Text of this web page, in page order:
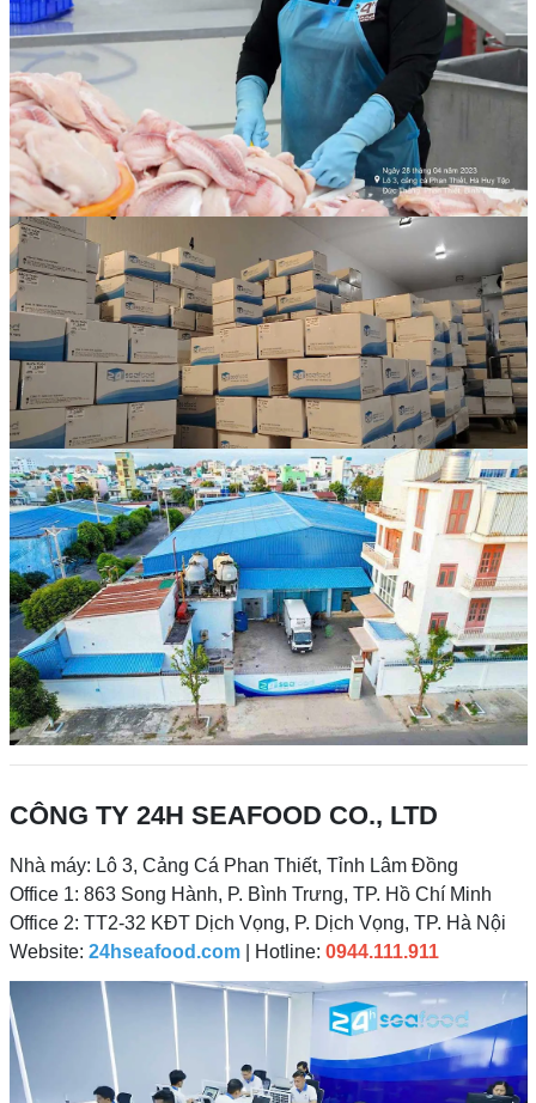
CÔNG TY 24H SEAFOOD CO., LTD
Nhà máy: Lô 3, Cảng Cá Phan Thiết, Tỉnh Lâm Đồng
Office 1: 863 Song Hành, P. Bình Trưng, TP. Hồ Chí Minh
Office 2: TT2-32 KĐT Dịch Vọng, P. Dịch Vọng, TP. Hà Nội
Website: 24hseafood.com| Hotline: 0944.111.911